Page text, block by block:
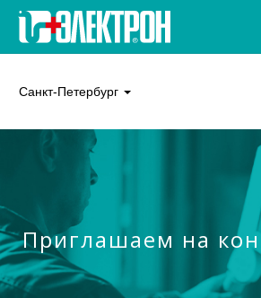
Санкт-Петербург
Приглашаем на